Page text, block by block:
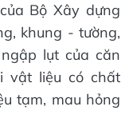
Bộ Xây dựng
khung - tường,
lụt của căn
vật liệu có chất
tạm, mau hỏng